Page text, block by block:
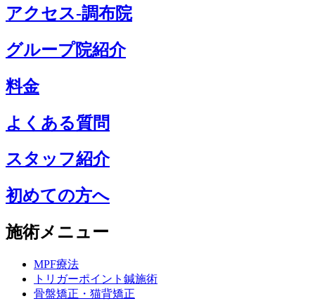
アクセス-調布院
グループ院紹介
料金
よくある質問
スタッフ紹介
初めての方へ
施術メニュー
MPF療法
トリガーポイント鍼施術
骨盤矯正・猫背矯正